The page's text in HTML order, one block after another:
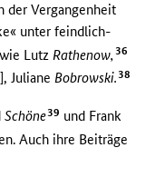
der Vergangenheit
unter feindlich-
Lutz Rathenow, 36
JulianeBobrowski.38
Schöne39 und Frank
Auch ihre Beiträge